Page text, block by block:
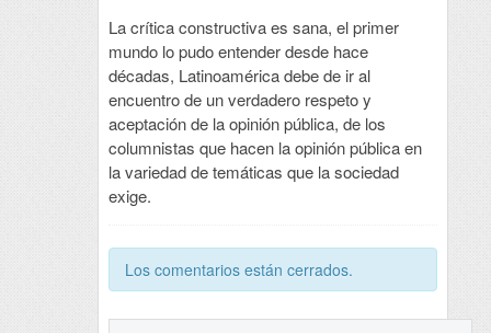
La crítica constructiva es sana, el primer
mundo lo pudo entender desde hace
décadas, Latinoamérica debe de ir al
encuentro de un verdadero respeto y
aceptación de la opinión pública, de los
columnistas que hacen la opinión pública en
la variedad de temáticas que la sociedad
exige.
Los comentarios están cerrados.